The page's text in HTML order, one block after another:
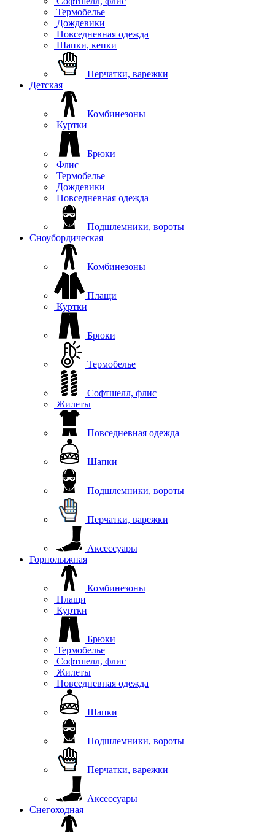
Термобелье
Дождевики
Повседневная одежда
Шапки, кепки
Перчатки, варежки
Детская
Комбинезоны
Куртки
Брюки
Флис
Термобелье
Дождевики
Повседневная одежда
Подшлемники, вороты
Сноубордическая
Комбинезоны
Плащи
Куртки
Брюки
Термобелье
Софтшелл, флис
Жилеты
Повседневная одежда
Шапки
Подшлемники, вороты
Перчатки, варежки
Аксессуары
Горнолыжная
Комбинезоны
Плащи
Куртки
Брюки
Термобелье
Софтшелл, флис
Жилеты
Повседневная одежда
Шапки
Подшлемники, вороты
Перчатки, варежки
Аксессуары
Снегоходная